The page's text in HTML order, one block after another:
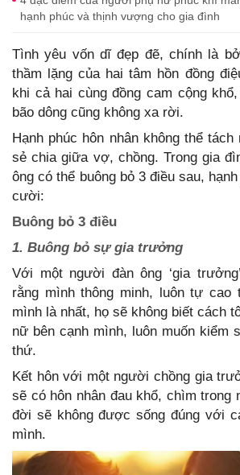
hạnh phúc và thịnh vượng cho gia đình
Tình yêu vốn dĩ đẹp đẽ, chính là
thầm lặng của hai tâm hồn đồng
khi cả hai cùng đồng cam cộng
bão dông cũng không xa rời.
Hạnh phúc hôn nhân không thể
sẻ chia giữa vợ, chồng. Trong gia
ông có thể buông bỏ 3 điều sau,
cười:
Buông bỏ 3 điều
1. Buông bỏ sự gia trưởng
Với một người đàn ông ‘gia
rằng mình thông minh, luôn tự cao
mình là nhất, họ sẽ không biết cách
nữ bên cạnh mình, luôn muốn kiểm
thứ.
Kết hôn với một người chồng gia
sẽ có hôn nhân đau khổ, chìm trong
đời sẽ không được sống đúng với
mình.